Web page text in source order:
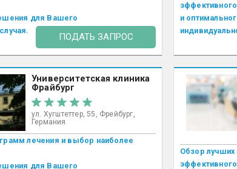
для Вашего
ПОДАТЬ ЗАПРОС
эффективного
и
Университетская клиника
Фрайбург
ул. Хугштеттер, 55, Фрейбург,
Германия
лечения и выбор наиболее
для Вашего
Обзор
эффективного